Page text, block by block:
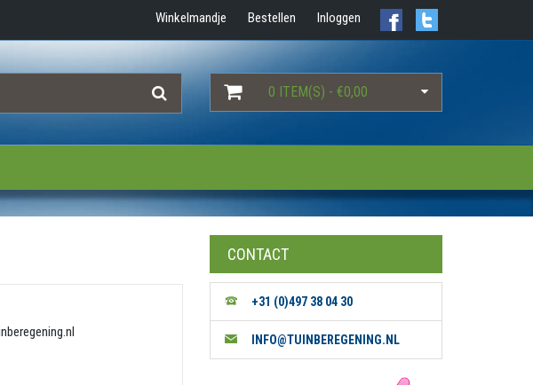
Winkelmandje Bestellen Inloggen
0 ITEM(S) - €0,00
CONTACT
+31 (0)497 38 04 30
INFO@TUINBEREGENING.NL